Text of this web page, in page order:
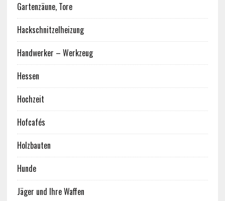
Gartenzäune, Tore
Hackschnitzelheizung
Handwerker – Werkzeug
Hessen
Hochzeit
Hofcafés
Holzbauten
Hunde
Jäger und Ihre Waffen